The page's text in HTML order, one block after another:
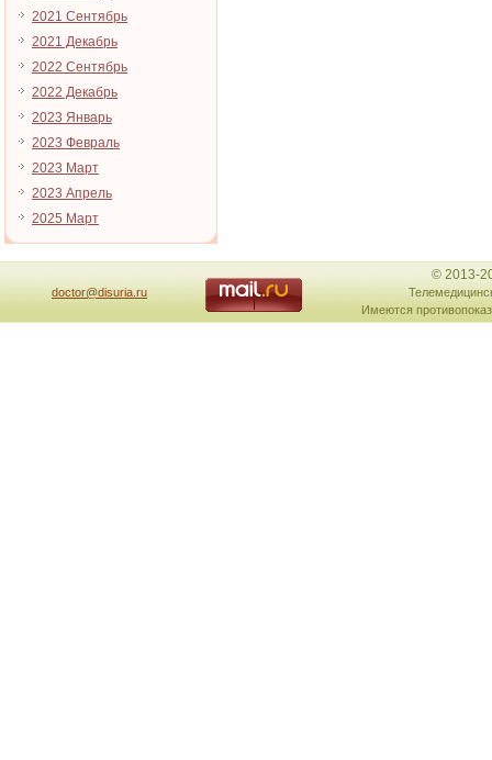
2021 Сентябрь
2021 Декабрь
2022 Сентябрь
2022 Декабрь
2023 Январь
2023 Февраль
2023 Март
2023 Апрель
2025 Март
doctor@disuria.ru
© 2013-
Имеются